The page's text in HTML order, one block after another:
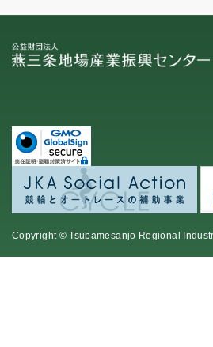
Copyright © Tsubamesanjo Regional